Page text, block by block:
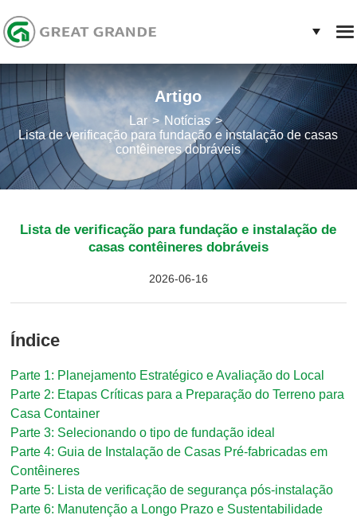
Artigo
Lar
Notícias
Lista de verificação para fundação e instalação de casas
contêineres dobráveis
Lista de verificação para fundação e instalação de
casas contêineres dobráveis
2026-06-16
Índice
Parte 1: Planejamento Estratégico e Avaliação do Local
Parte 2: Etapas Críticas para a Preparação do Terreno para
Casa Container
Parte 3: Selecionando o tipo de fundação ideal
Parte 4: Guia de Instalação de Casas Pré-fabricadas em
Contêineres
Parte 5: Lista de verificação de segurança pós-instalação
Parte 6: Manutenção a Longo Prazo e Sustentabilidade